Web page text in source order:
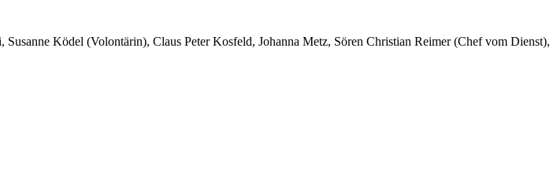
Susanne Ködel (Volontärin), Claus Peter Kosfeld, Johanna Metz, Sören Christian Reimer (Chef vom Dienst),